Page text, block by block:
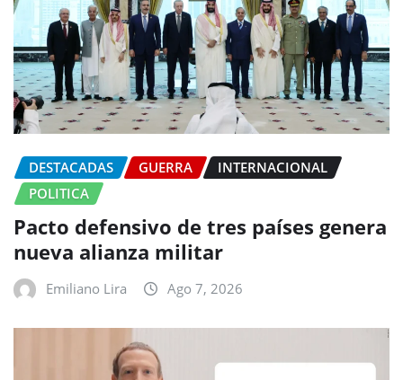
DESTACADAS GUERRA
INTERNACIONAL
POLITICA
Pacto defensivo de tres países genera
nueva alianza militar
Emiliano Lira Ago 7, 2026